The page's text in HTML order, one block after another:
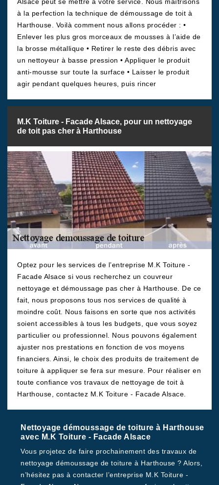
à la perfection la technique de démoussage de toit à
Harthouse. Voilà comment nous allons procéder : •
Enlever les plus gros morceaux de mousses à l’aide de
la brosse métallique • Retirer le reste des débris avec
un nettoyeur à basse pression • Appliquer le produit
anti-mousse sur toute la surface • Laisser le produit
agir pendant quelques heures, puis rincer
M.K Toiture - Facade Alsace, pour un nettoyage
de toit pas cher à Harthouse
Optez pour les services de l’entreprise M.K Toiture -
Facade Alsace si vous recherchez un couvreur
nettoyage et démoussage pas cher à Harthouse. De ce
fait, nous proposons tous nos services de qualité à
moindre coût. Nous faisons en sorte que nos activités
soient accessibles à tous les budgets, que vous soyez
particulier ou professionnel. Nous pouvons également
ajuster nos prestations en fonction de vos moyens
financiers. Ainsi, le choix des produits de traitement de
toiture à appliquer se fera sur mesure. Pour réaliser en
toute confiance vos travaux de nettoyage de toit à
Harthouse, contactez M.K Toiture - Facade Alsace.
Nettoyage démoussage de toiture à Harthouse
avec M.K Toiture - Facade Alsace
Vous projetez de faire prochainement des travaux de
nettoyage démoussage de toiture à Harthouse ? Alors,
n’hésitez pas à contacter l’entreprise M.K Toiture -